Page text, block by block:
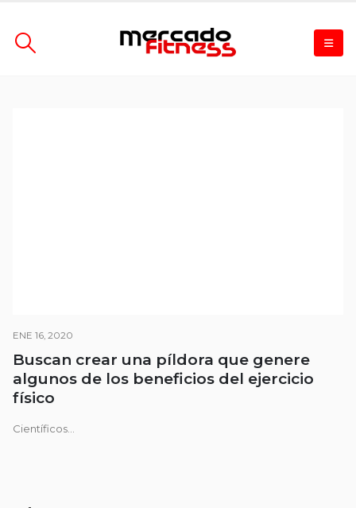
ENE 16, 2020
Buscan crear una píldora que genere
algunos de los beneficios del ejercicio
físico
Científicos...